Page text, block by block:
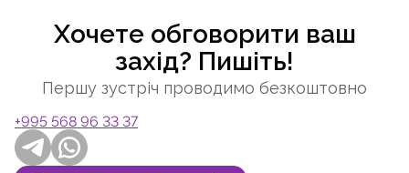
Хочете обговорити ваш
захід? Пишіть!
Першу зустріч проводимо безкоштовно
+995 568 96 33 37
TelegramWhatsapp